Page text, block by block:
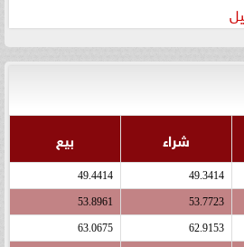
شراء بيع
49.3414
49.4414
53.7723
53.8961
62.9153
63.0675